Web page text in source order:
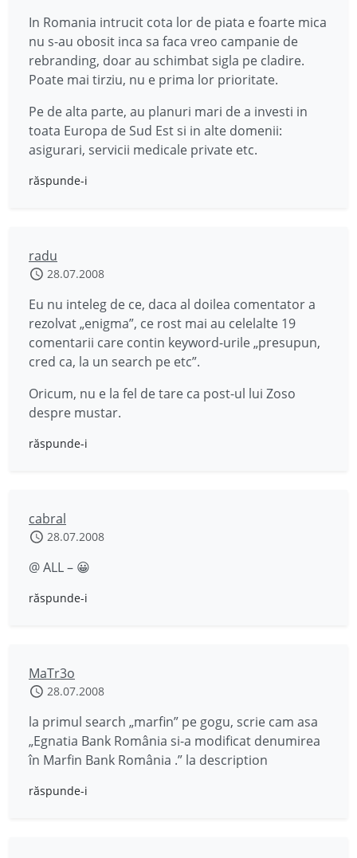
In Romania intrucit cota lor de piata e foarte mica
nu s-au obosit inca sa faca vreo campanie de
rebranding, doar au schimbat sigla pe cladire.
Poate mai tirziu, nu e prima lor prioritate.
Pe de alta parte, au planuri mari de a investi in
toata Europa de Sud Est si in alte domenii:
asigurari, servicii medicale private etc.
răspunde-i
radu
28.07.2008
Eu nu inteleg de ce, daca al doilea comentator a
rezolvat „enigma”, ce rost mai au celelalte 19
comentarii care contin keyword-urile „presupun,
cred ca, la un search pe etc”.
Oricum, nu e la fel de tare ca post-ul lui Zoso
despre mustar.
răspunde-i
cabral
28.07.2008
@ ALL – 😀
răspunde-i
MaTr3o
28.07.2008
la primul search „marfin” pe gogu, scrie cam asa
„Egnatia Bank România si-a modificat denumirea
în Marfin Bank România .” la description
răspunde-i